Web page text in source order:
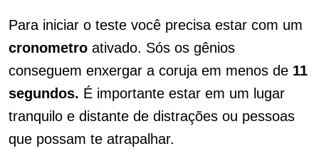
Para iniciar o teste você precisa estar com um
cronometro ativado. Sós os gênios
conseguem enxergar a coruja em menos de 11
segundos. É importante estar em um lugar
tranquilo e distante de distrações ou pessoas
que possam te atrapalhar.